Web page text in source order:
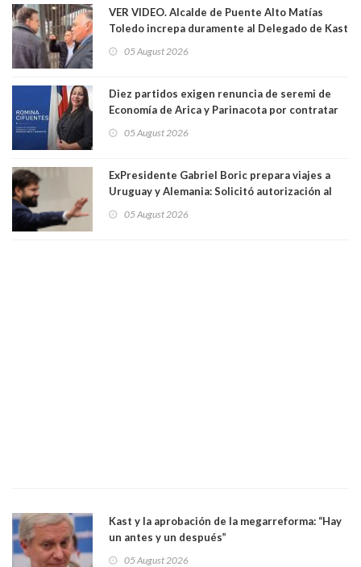
VER VIDEO. Alcalde de Puente Alto Matías
Toledo increpa duramente al Delegado de Kast
delegado nuevamente arrancando"
05 August 2026
Diez partidos exigen renuncia de seremi de
Economía de Arica y Parinacota por contratar
una militante de RN, detenida con 47 kilos de
05 August 2026
ExPresidente Gabriel Boric prepara viajes a
Uruguay y Alemania: Solicitó autorización al
05 August 2026
Kast y la aprobación de la megarreforma: “Hay
un antes y un después”
05 August 2026